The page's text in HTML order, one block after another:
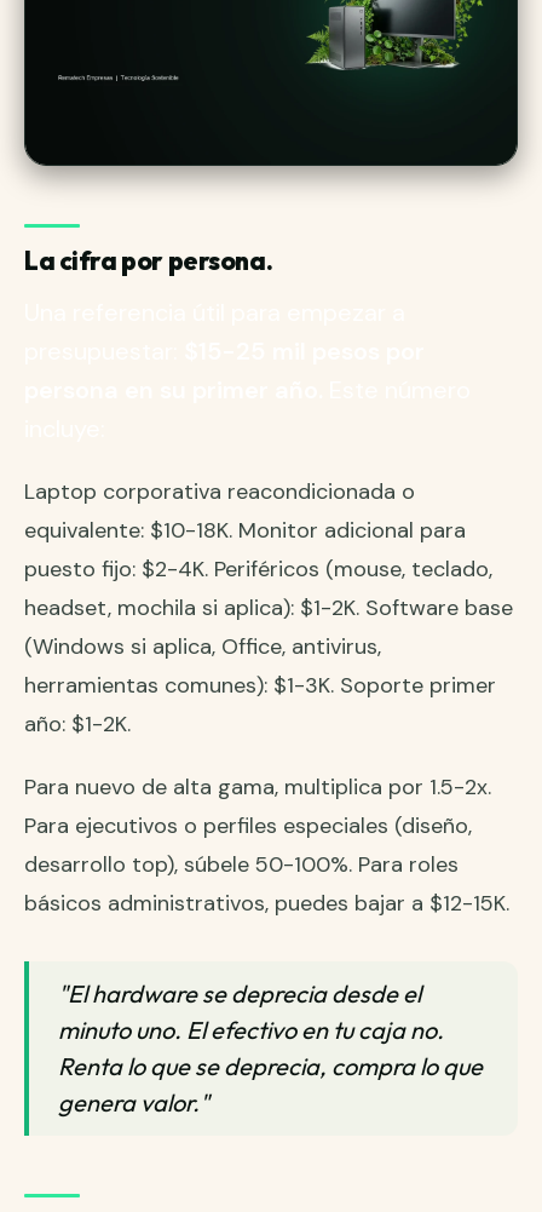
La cifra por persona.
Laptop corporativa reacondicionada o
equivalente: $10-18K. Monitor adicional para
puesto fijo: $2-4K. Periféricos (mouse, teclado,
headset, mochila si aplica): $1-2K. Software base
(Windows si aplica, Office, antivirus,
herramientas comunes): $1-3K. Soporte primer
año: $1-2K.
Para nuevo de alta gama, multiplica por 1.5-2x.
Para ejecutivos o perfiles especiales (diseño,
desarrollo top), súbele 50-100%. Para roles
básicos administrativos, puedes bajar a $12-15K.
"El hardware se deprecia desde el
minuto uno. El efectivo en tu caja no.
Renta lo que se deprecia, compra lo que
genera valor."